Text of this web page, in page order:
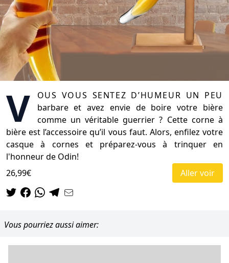
V
ous vous sentez d’humeur un peu
barbare et avez envie de boire votre bière
comme un véritable guerrier ? Cette corne à
bière est l’accessoire qu’il vous faut. Alors, enfilez votre
casque à cornes et préparez-vous à trinquer en
l'honneur de Odin!
26,99€
Aller voir
Vous pourriez aussi aimer: